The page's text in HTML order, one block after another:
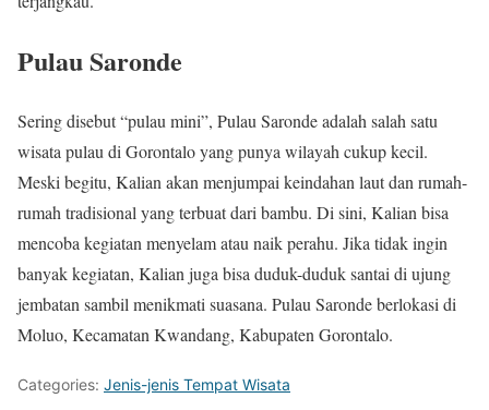
Pulau Saronde
Sering disebut “pulau mini”, Pulau Saronde adalah salah satu
wisata pulau di Gorontalo yang punya wilayah cukup kecil.
Meski begitu, Kalian akan menjumpai keindahan laut dan rumah-
rumah tradisional yang terbuat dari bambu. Di sini, Kalian bisa
mencoba kegiatan menyelam atau naik perahu. Jika tidak ingin
banyak kegiatan, Kalian juga bisa duduk-duduk santai di ujung
jembatan sambil menikmati suasana. Pulau Saronde berlokasi di
Moluo, Kecamatan Kwandang, Kabupaten Gorontalo.
Categories: Jenis-jenis Tempat Wisata